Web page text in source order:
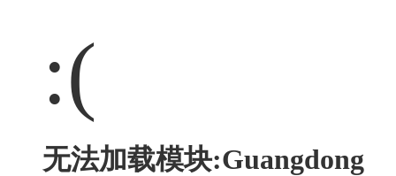
:(
无法加载模块:Guangdong